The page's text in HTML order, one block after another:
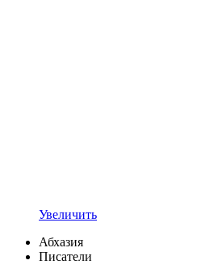
Увеличить
Абхазия
Писатели